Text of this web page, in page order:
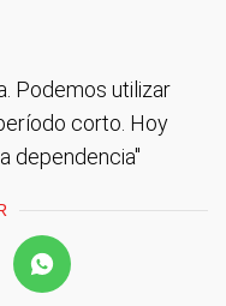
Podemos utilizar
corto. Hoy
dependencia"